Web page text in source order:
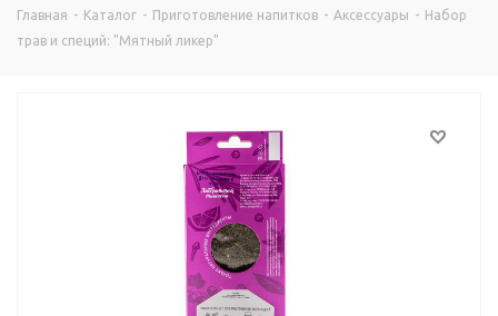
Главная - Каталог - Приготовление напитков - Аксессуары - Набор
трав и специй: "Мятный ликер"